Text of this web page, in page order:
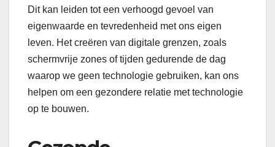
Dit kan leiden tot een verhoogd gevoel van
eigenwaarde en tevredenheid met ons eigen
leven. Het creëren van digitale grenzen, zoals
schermvrije zones of tijden gedurende de dag
waarop we geen technologie gebruiken, kan ons
helpen om een gezondere relatie met technologie
op te bouwen.